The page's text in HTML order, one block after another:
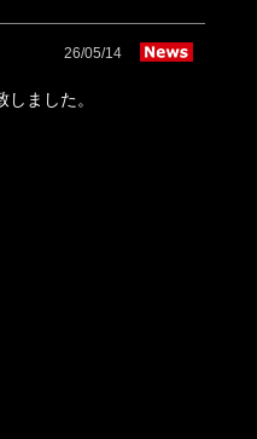
26/05/14
ました。